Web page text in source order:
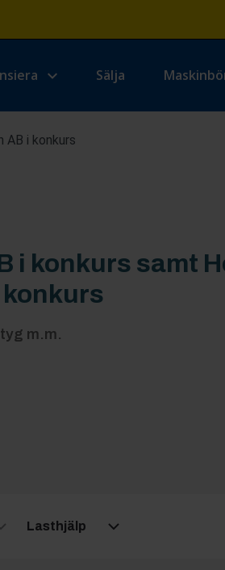
Sälja
AB i konkurs
i konkurs samt
konkurs
m.m.
Lasthjälp